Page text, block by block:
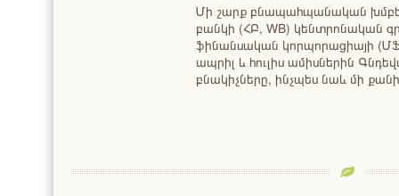
Մի շարք բնապահպանական
բանկի (ՀԲ, WB) կենտրոնական
ֆինանսական կորպորացիայի
ապրիլ և հուլիս ամիսներին
բնակիչները, ինչպես նաև մի